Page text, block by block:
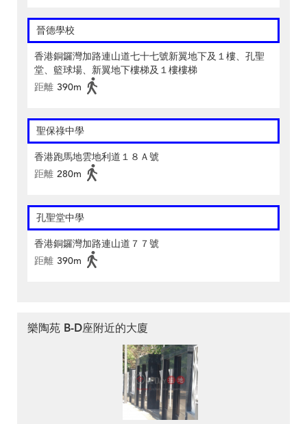
晉德學校
香港銅鑼灣加路連山道七十七號新翼地下及１樓、孔聖
堂、籃球場、新翼地下樓梯及１樓樓梯
距離 390m
聖保祿中學
香港跑馬地雲地利道１８Ａ號
距離 280m
孔聖堂中學
香港銅鑼灣加路連山道７７號
距離 390m
樂陶苑 B-D座附近的大廈